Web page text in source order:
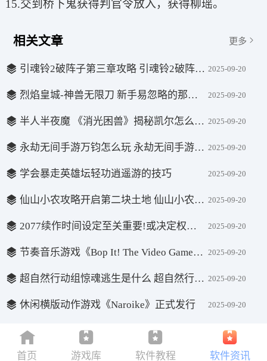
15.交到桥下鬼获得判官令放入，获得柳瑶。
相关文章 更多
引魂铃2破阵子第三章攻略 引魂铃2破阵子第三章攻略详细介绍 2025-09-20
烈焰皇城-神兽无限刀 新手易忽略的那些关键问题 2025-09-20
半人半夜魔 《消光困兽》揭秘凯尔怎么保住人性 2025-09-20
永劫无间手游万钧怎么玩 永劫无间手游万钧玩法攻略 2025-09-20
学会暴走英雄坛轻功逍遥游的技巧 2025-09-20
仙山小农攻略开启第二块土地 仙山小农开启第二块地方法 2025-09-20
2077续作时间设定至关重要!或决定权力格局、角色等 2025-09-20
节奏音乐游戏《Bop It! The Video Game》9月18日正式登陆Steam平台 2025-09-20
超自然行动组惊魂逃生是什么 超自然行动组惊魂逃生怎么玩 2025-09-20
休闲横版动作游戏《Naroike》正式发行 2025-09-20
首页 游戏库 软件教程 软件资讯